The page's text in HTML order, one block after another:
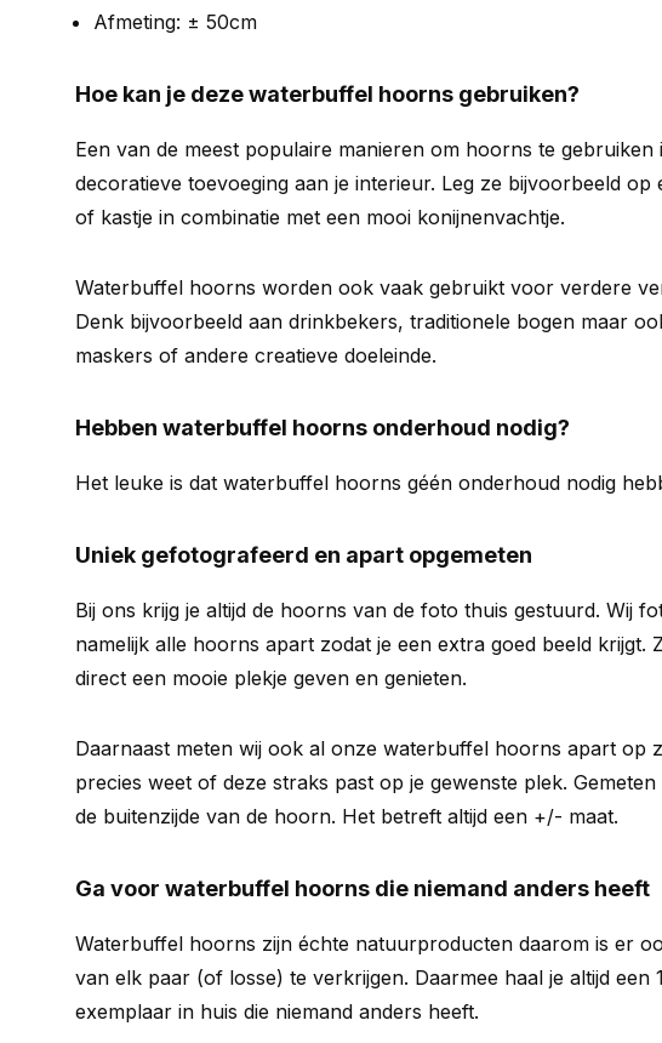
Afmeting: ± 50cm
Hoe kan je deze waterbuffel hoorns gebruiken?
Een van de meest populaire manieren om hoorns te gebruiken
decoratieve toevoeging aan je interieur. Leg ze bijvoorbeeld op
of kastje in combinatie met een mooi konijnenvachtje.
Waterbuffel hoorns worden ook vaak gebruikt voor verdere
Denk bijvoorbeeld aan drinkbekers, traditionele bogen maar
maskers of andere creatieve doeleinde.
Hebben waterbuffel hoorns onderhoud nodig?
Het leuke is dat waterbuffel hoorns géén onderhoud nodig
Uniek gefotografeerd en apart opgemeten
Bij ons krijg je altijd de hoorns van de foto thuis gestuurd. Wij
namelijk alle hoorns apart zodat je een extra goed beeld krijgt.
direct een mooie plekje geven en genieten.
Daarnaast meten wij ook al onze waterbuffel hoorns apart op
precies weet of deze straks past op je gewenste plek.
de buitenzijde van de hoorn. Het betreft altijd een +/- maat.
Ga voor waterbuffel hoorns die niemand anders heeft
Waterbuffel hoorns zijn échte natuurproducten daarom is er
van elk paar (of losse) te verkrijgen. Daarmee haal je altijd een
exemplaar in huis die niemand anders heeft.